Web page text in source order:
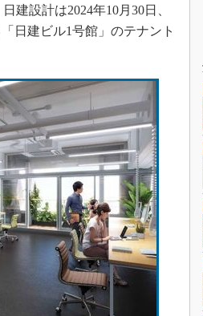
建設計は2024年10月30日、
日建ビル1号館」のテナント